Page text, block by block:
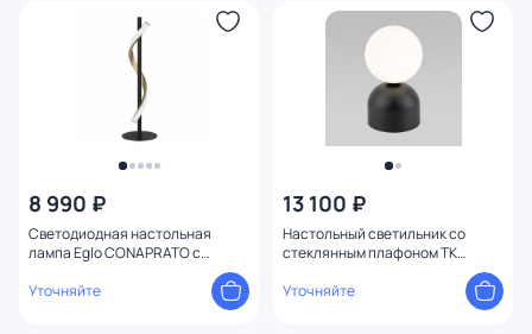
8 990 ₽
Светодиодная настольная
лампа Eglo CONAPRATO с
температуры IP20 LED 2765K
Уточняйте
13 100 ₽
Настольный светильник со
стеклянным плафоном TK
Уточняйте